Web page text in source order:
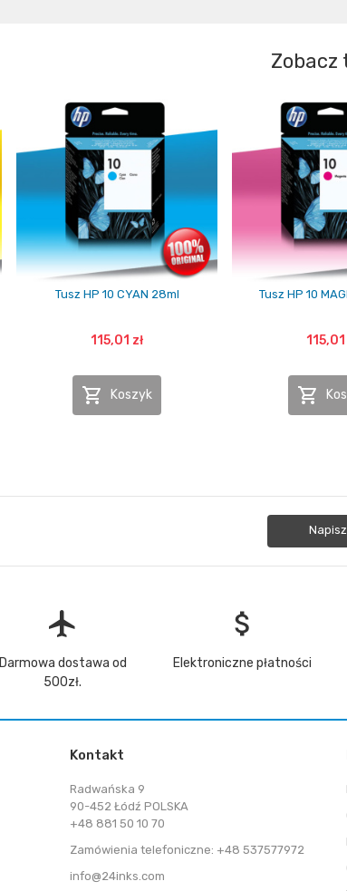
Zobacz
Tusz HP 10 CYAN 28ml
115,01 zł
 Koszyk
Tusz HP 10
115,01

flight
Darmowa dostawa od
500zł.
attach_money
Elektroniczne płatności
Kontakt
Radwańska 9
90-452 Łódź POLSKA
+48 881 50 10 70
Zamówienia telefoniczne: +48 537577972
info@24inks.com